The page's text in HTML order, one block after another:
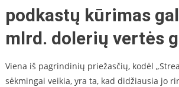
podkastų kūrimas
mlrd. dolerių vertės
Viena iš pagrindinių priežasčių, kodėl
sėkmingai veikia, yra ta, kad didžiausia jo